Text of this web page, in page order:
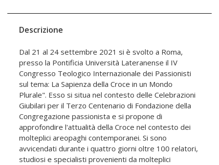
Descrizione
Dal 21 al 24 settembre 2021 si è svolto a Roma,
presso la Pontificia Università Lateranense il IV
Congresso Teologico Internazionale dei Passionisti
sul tema: La Sapienza della Croce in un Mondo
Plurale". Esso si situa nel contesto delle Celebrazioni
Giubilari per il Terzo Centenario di Fondazione della
Congregazione passionista e si propone di
approfondire l'attualità della Croce nel contesto dei
molteplici areopaghi contemporanei. Si sono
avvicendati durante i quattro giorni oltre 100 relatori,
studiosi e specialisti provenienti da molteplici